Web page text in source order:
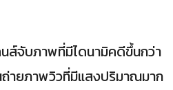
นส์จับภาพที่มีไดนามิคดีขึ้นกว่า
ายภาพวิวที่มีแสงปริมาณมาก